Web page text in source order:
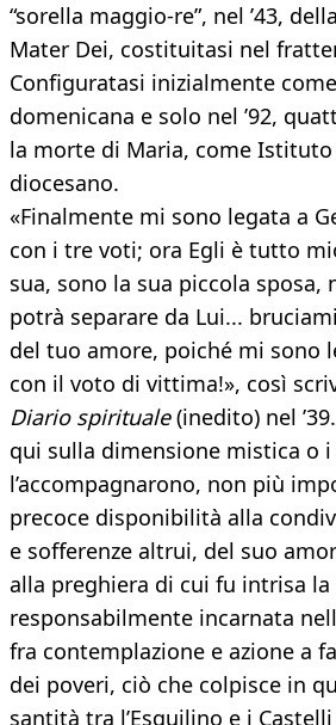
“sorella maggio-re”, nel ’43,
Mater Dei, costituitasi nel
Configuratasi inizialmente
domenicana e solo nel ’92,
la morte di Maria, come
diocesano.
«Finalmente mi sono legata a
con i tre voti; ora Egli è tutto
sua, sono la sua piccola sposa,
potrà separare da Lui...
del tuo amore, poiché mi sono
con il voto di vittima!», così
Diario spirituale(inedito) nel
qui sulla dimensione mistica o i
l’accompagnarono, non più
precoce disponibilità alla
e sofferenze altrui, del suo
alla preghiera di cui fu intrisa
responsabilmente incarnata
fra contemplazione e azione a
dei poveri, ciò che colpisce in
santità tra l’Esquilino e i